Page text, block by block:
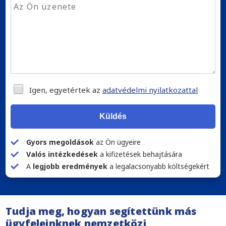
Igen, egyetértek az adatvédelmi nyilatkozattal
Küldés
Gyors megoldások az Ön ügyeire
Valós intézkedések a kifizetések behajtására
A legjobb eredmények a legalacsonyabb költségekért
Tudja meg, hogyan segítettünk más
ügyfeleinknek nemzetközi